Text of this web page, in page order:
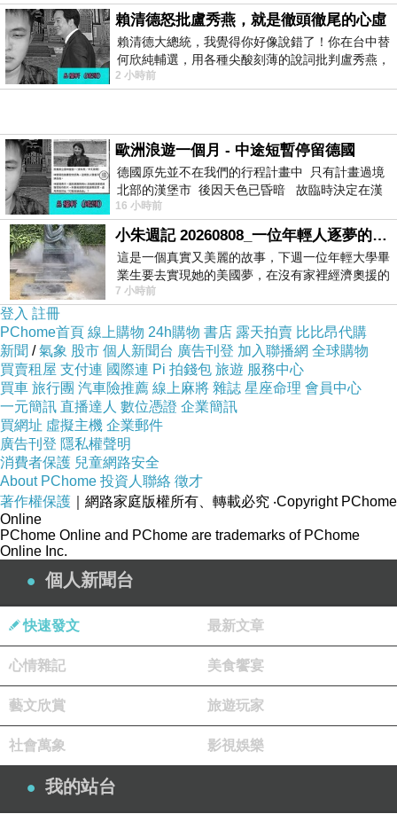
日前想購入TECO東元語音報號來電顯示有線電話
XYFXC009(紅色).，問過幾間經銷商都表示舊款已經賣
有的時候這些商品的價格還真的頗殺的，於是乎，這一款
CP值破表的：TECO東元語音報號來電顯示有線電話
XYFXC009(紅色).，網路上爬文一下，發現很多部落客都
給滿高的評價，看來值得入手，不管了，就刷下去吧！
TECO東元語音報號來電顯示有線電話
FSK/DTMF雙制式來電自動識別接收
全免持撥號通話功能
通話聲音及音樂鈴聲大小按鍵可調
公曆時間同螢幕顯示
賴清德怒批盧秀燕，就是徹頭徹尾的心虛
賴清德大總統，我覺得你好像說錯了！你在台中替
何欣純輔選，用各種尖酸刻薄的說詞批判盧秀燕，
罵她施政滿意度輸給陳其邁，甚至還說盧
2 小時前
歐洲浪遊一個月 - 中途短暫停留德國
德國原先並不在我們的行程計畫中 只有計畫過境
北部的漢堡市 後因天色已昏暗 故臨時決定在漢
堡市吃晚餐和過夜
16 小時前
小朱週記 20260808_一位年輕人逐夢的真實故事
這是一個真實又美麗的故事，下週一位年輕大學畢
業生要去實現她的美國夢，在沒有家裡經濟奧援的
情況下，靠著自我努力工作累積出國基
7 小時前
登入 註冊
PChome首頁 線上購物 24h購物 書店 露天拍賣 比比昂代購
新聞 /氣象 股市 個人新聞台 廣告刊登 加入聯播網 全球購物
買賣租屋 支付連 國際連 Pi 拍錢包 旅遊 服務中心
買車 旅行團 汽車險推薦 線上麻將 雜誌 星座命理 會員中心
一元簡訊 直播達人 數位憑證 企業簡訊
買網址 虛擬主機 企業郵件
廣告刊登 隱私權聲明
消費者保護 兒童網路安全
About PChome 投資人聯絡 徵才
著作權保護 ｜網路家庭版權所有、轉載必究 ‧Copyright PChome
Online
PChome Online and PChome are trademarks of PChome
Online Inc.
個人新聞台
快速發文 最新文章
心情雜記 美食饗宴
藝文欣賞 旅遊玩家
社會萬象 影視娛樂
我的站台